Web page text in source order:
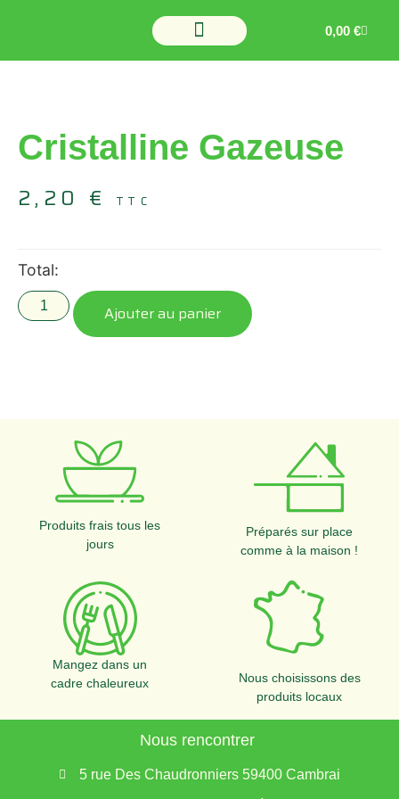
0,00 €
Cristalline Gazeuse
2,20 € TTC
Total:
Ajouter au panier
Produits frais tous les
jours
Préparés sur place
comme à la maison !
Mangez dans un
cadre chaleureux
Nous choisissons des
produits locaux
Nous rencontrer
5 rue Des Chaudronniers 59400 Cambrai